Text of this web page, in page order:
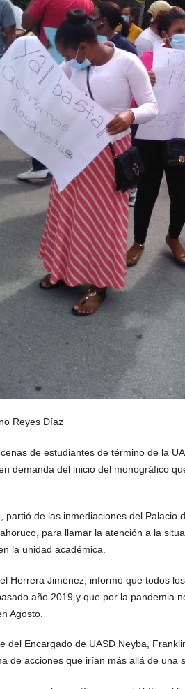
Reyes Díaz
de estudiantes de término de la
demanda del inicio del monográfico
partió de las inmediaciones del Palacio
para llamar la atención a la
la unidad académica.
Herrera Jiménez, informó que todos
año 2019 y que por la pandemia
Agosto.
del Encargado de UASD Neyba,
de acciones que irían más allá de una